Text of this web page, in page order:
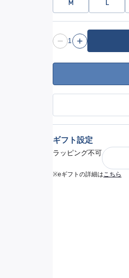
M L
1
ギフト設定
ラッピング不可
※eギフトの詳細はこちら